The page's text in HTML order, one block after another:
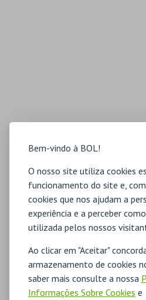
Bem-vindo à BOL!
O nosso site utiliza cookies
funcionamento do site e,
cookies que nos ajudam a
experiência e a perceber
utilizada pelos nossos
Ao clicar em "Aceitar"
armazenamento de cookies
saber mais consulte a nossa
Informações Sobre Cookies e